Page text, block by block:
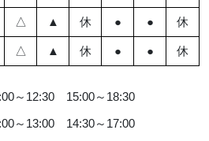
△ ▲ 休 ● ● 休
△ ▲ 休 ● ● 休
～12:30 15:00～18:30
～13:00 14:30～17:00